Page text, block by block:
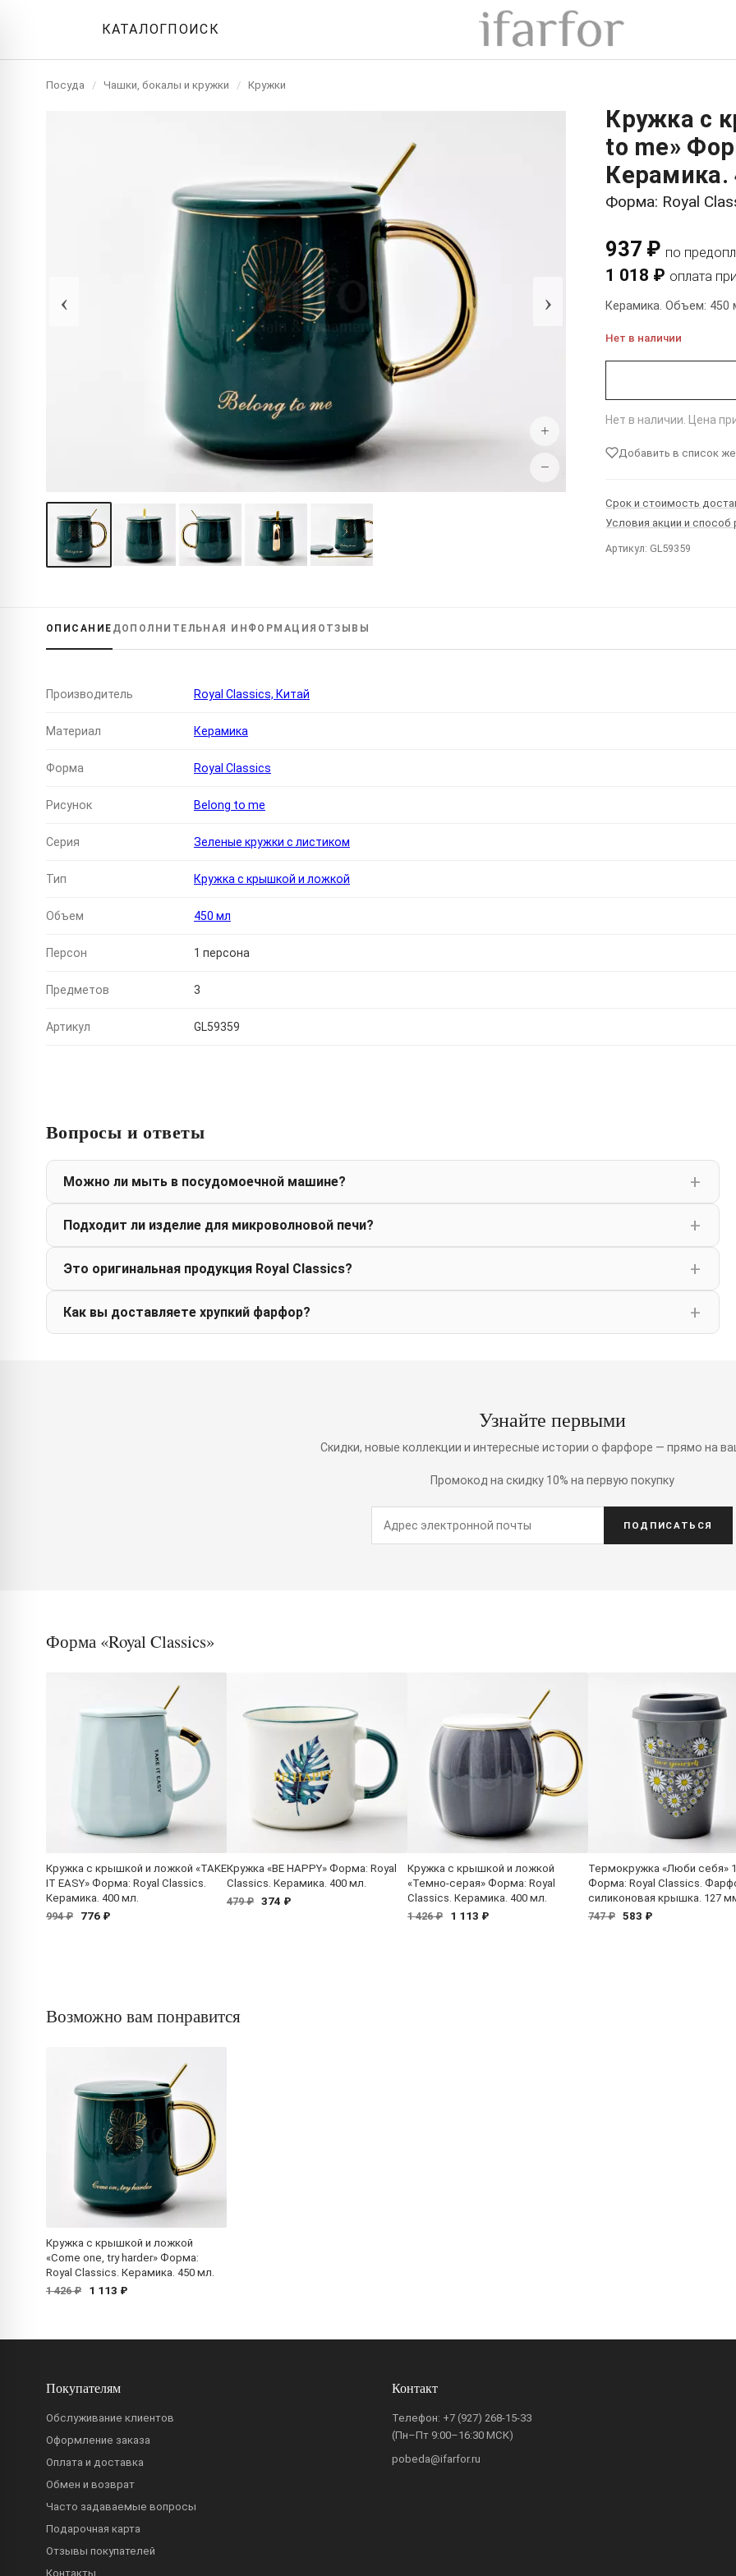
КАТАЛОГПОИСК
Посуда / Чашки, бокалы и кружки / Кружки
‹ ›
+
−
Кружка с
to me»
Керамика.
Форма: Royal
937 ₽ по
1 018 ₽ оплата
Керамика. Объем: 450
Нет в наличии
Нет в наличии. Цена
Добавить в список
Срок и стоимость
Условия акции и способ
Артикул: GL59359
ОПИСАНИЕ ДОПОЛНИТЕЛЬНАЯ ИНФОРМАЦИЯ ОТЗЫВЫ
Производитель Royal Classics, Китай
Материал Керамика
Форма Royal Classics
Рисунок Belong to me
Серия Зеленые кружки с листиком
Тип Кружка с крышкой и ложкой
Объем 450 мл
Персон 1 персона
Предметов 3
Артикул GL59359
Вопросы и ответы
Можно ли мыть в посудомоечной машине?
Подходит ли изделие для микроволновой печи?
Это оригинальная продукция Royal Classics?
Как вы доставляете хрупкий фарфор?
Узнайте первыми
Скидки, новые коллекции и интересные истории о фарфоре — прямо на
Промокод на скидку 10% на первую покупку
ПОДПИСАТЬСЯ
Форма «Royal Classics»
Кружка с крышкой и ложкой «TAKE
IT EASY» Форма: Royal Classics.
Керамика. 400 мл.
994 ₽
776 ₽
Кружка «BE HAPPY» Форма: Royal
Classics. Керамика. 400 мл.
479 ₽ 374 ₽
Кружка с крышкой и ложкой
«Темно-серая» Форма: Royal
Classics. Керамика. 400 мл.
1 426 ₽
1 113 ₽
Термокружка «Люби себя»
Форма: Royal Classics.
силиконовая крышка. 127
747 ₽ 583 ₽
Возможно вам понравится
Кружка с крышкой и ложкой
«Come one, try harder» Форма:
Royal Classics. Керамика. 450 мл.
1 426 ₽
1 113 ₽
Покупателям
Обслуживание клиентов
Оформление заказа
Оплата и доставка
Обмен и возврат
Часто задаваемые вопросы
Подарочная карта
Отзывы покупателей
Контакты
Контакт
Телефон: +7 (927) 268-15-33
(Пн–Пт 9:00–16:30 МСК)
pobeda@ifarfor.ru